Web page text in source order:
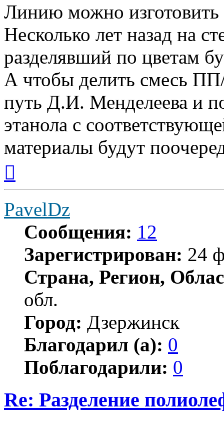
Линию можно
Несколько лет назад на
разделявший по цветам
А чтобы делить смесь
путь Д.И. Менделеева и
этанола с
материалы будут
началу
PavelDz
Сообщения: 12
Зарегистрирован: 24
Страна, Регион,
обл.
Город: Дзержинск
Благодарил (а): 0
Поблагодарили: 0
Re: Разделение